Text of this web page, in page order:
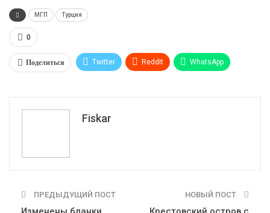
МГП Турция
0
Поделиться Twitter ReddIt WhatsApp
Fiskar
ПРЕДЫДУЩИЙ ПОСТ НОВЫЙ ПОСТ